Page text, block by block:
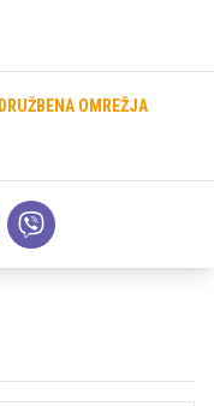
DRUŽBENA OMREŽJA